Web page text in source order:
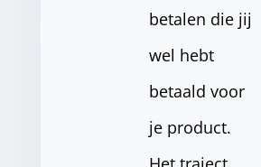
betalen die jij
wel hebt
betaald voor
je product.